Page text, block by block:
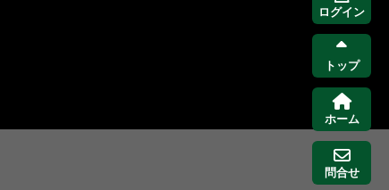
ログイン
トップ
ホーム
問合せ